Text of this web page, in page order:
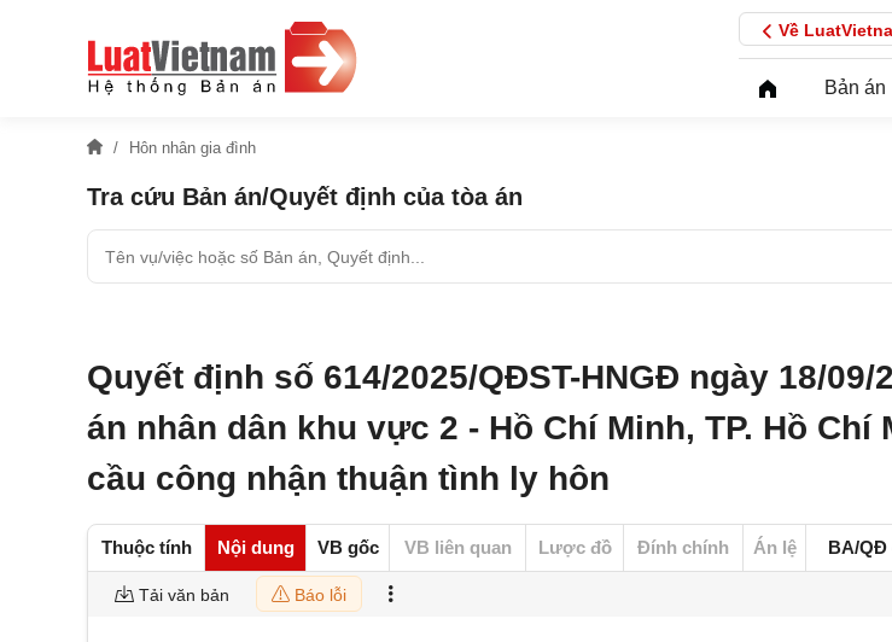
Về
Bản án
Hôn nhân gia đình
Tra cứu Bản án/Quyết định của tòa án
Quyết định số 614/2025/QĐST-HNGĐ ngày 18/09/
án nhân dân khu vực 2 - Hồ Chí Minh, TP. Hồ Chí
cầu công nhận thuận tình ly hôn
Thuộc tính Nội dung VB gốc VB liên quan Lược đồ Đính chính Án lệ BA/QĐ
Tải văn bản Báo lỗi